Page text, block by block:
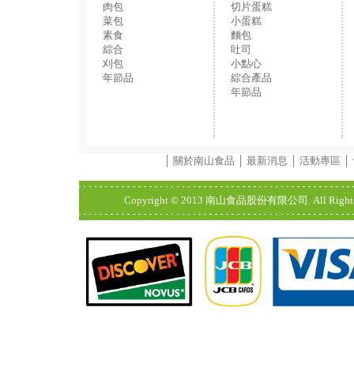
肉包
菜包
素食
綜合
刈包
年節品
切片蛋糕
小蛋糕
麵包
吐司
小點心
綜合產品
年節品
關於南山食品 最新消息 活動專區
Copyright © 2013 南山食品股份有限公司. All